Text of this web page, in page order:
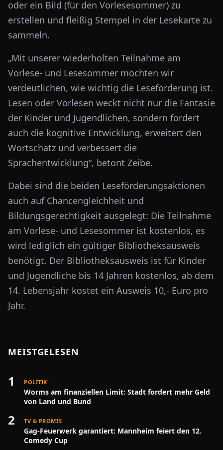
oder ein Bild (für den Vorlesesommer) zu
erstellen und fleißig Stempel in der Lesekarte zu
sammeln.
„Mit unserer wiederholten Teilnahme am
Vorlese- und Lesesommer möchten wir
verdeutlichen, wie wichtig die Leseförderung ist.
Lesen oder Vorlesen weckt nicht nur die Fantasie
der Kinder und Jugendlichen, sondern fördert
auch die kognitive Entwicklung, erweitert den
Wortschatz und verbessert die
Sprachentwicklung“, betont Zeibe.
Dabei sind die beiden Leseförderungsaktionen
auch auf Chancengleichheit und
Bildungsgerechtigkeit ausgelegt: Die Teilnahme
am Vorlese- und Lesesommer ist kostenlos, es
wird lediglich ein gültiger Bibliotheksausweis
benötigt. Der Bibliotheksausweis ist für Kinder
und Jugendliche bis 14 Jahren kostenlos, ab dem
14. Lebensjahr kostet ein Ausweis 10,- Euro pro
Jahr.
MEISTGELESEN
1 POLITIK
Worms am finanziellen Limit: Stadt fordert mehr Geld
von Land und Bund
2 TV & PROMIS
Gag-Feuerwerk garantiert: Mannheim feiert den 12.
Comedy Cup